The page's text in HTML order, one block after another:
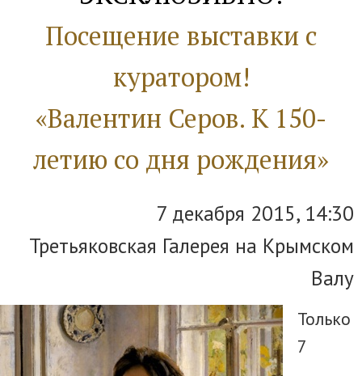
Посещение выставки с
куратором!
«Валентин Серов. К 150-
летию со дня рождения»
7 декабря 2015, 14:30
Третьяковская Галерея на Крымском
Валу
Только
7